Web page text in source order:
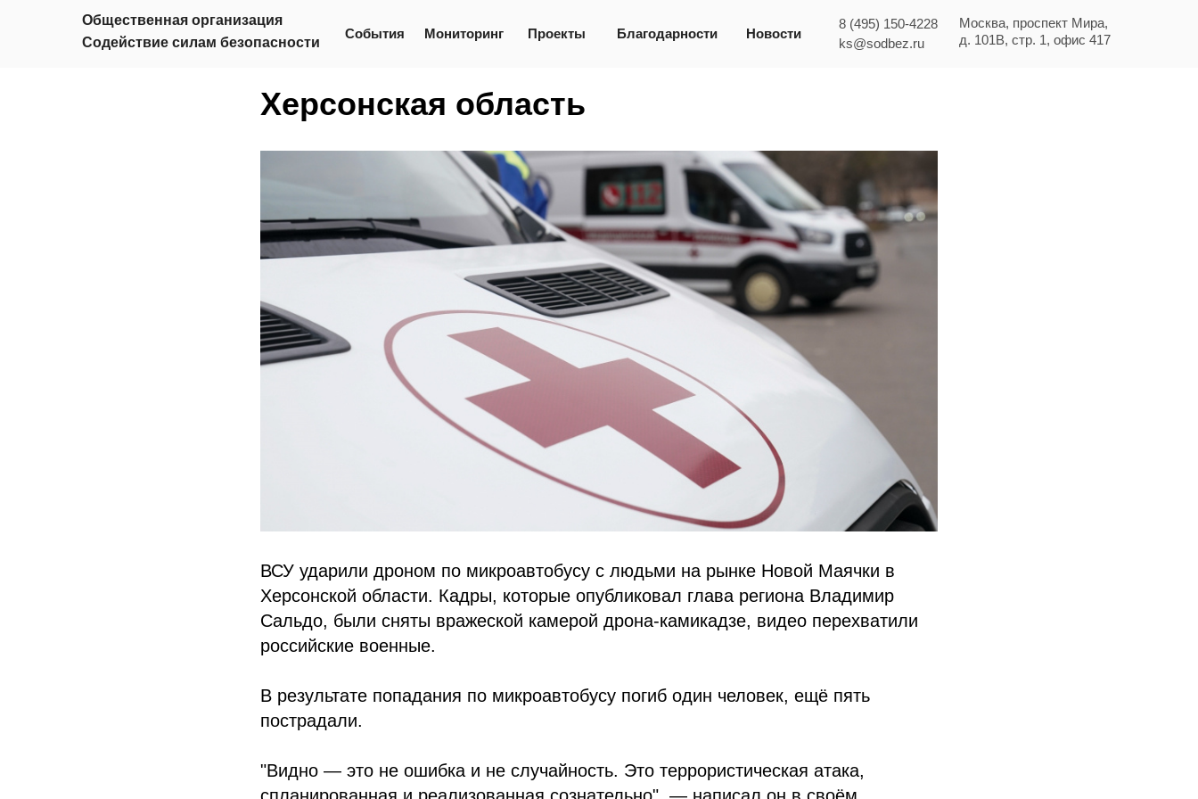
8 (495) 150-4228
ks@sodbez.ru
Общественная организация
Содействие силам безопасности
Мониторинг
События Благодарности Новости
Проекты
Москва, проспект Мира,
д. 101В, стр. 1, офис 417
Херсонская область
ВСУ ударили дроном по микроавтобусу с людьми на рынке Новой Маячки в
Херсонской области. Кадры, которые опубликовал глава региона Владимир
Сальдо, были сняты вражеской камерой дрона-камикадзе, видео перехватили
российские военные.
В результате попадания по микроавтобусу погиб один человек, ещё пять
пострадали.
"Видно — это не ошибка и не случайность. Это террористическая атака,